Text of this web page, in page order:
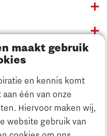
maakt gebruik
en kennis komt
één van onze
Hiervoor maken wij,
website gebruik van